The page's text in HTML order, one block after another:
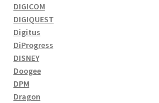
DIGICOM
DIGIQUEST
Digitus
DiProgress
DISNEY
Doogee
DPM
Dragon